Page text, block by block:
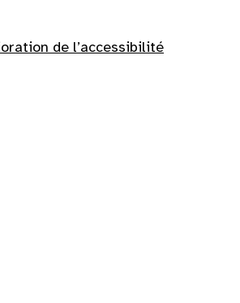
de l’accessibilité